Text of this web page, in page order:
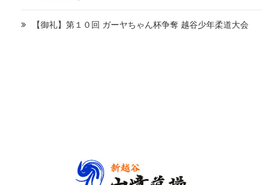
【御礼】第１０回 ガーヤちゃん杯争奪 越谷少年柔道大会